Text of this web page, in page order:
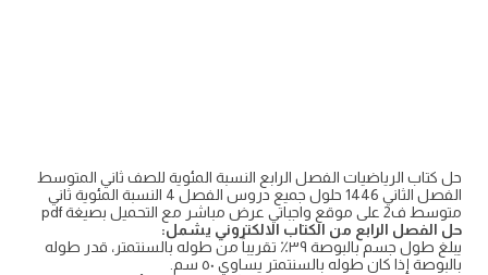
حل كتاب الرياضيات الفصل الرابع النسبة المئوية للصف ثاني المتوسط
الفصل الثاني 1446 حلول جميع دروس الفصل 4 النسبة المئوية ثاني
متوسط ف2 على موقع واجباتي عرض مباشر مع التحميل بصيغة pdf
حل الفصل الرابع من الكتاب الالكتروني يشمل:
يبلغ طول جسم بالبوصة ٣٩٪ تقريباً من طوله بالسنتمتر، قدر طوله
بالبوصة إذا كان طوله بالسنتمتر يساوي ٥٠ سم.